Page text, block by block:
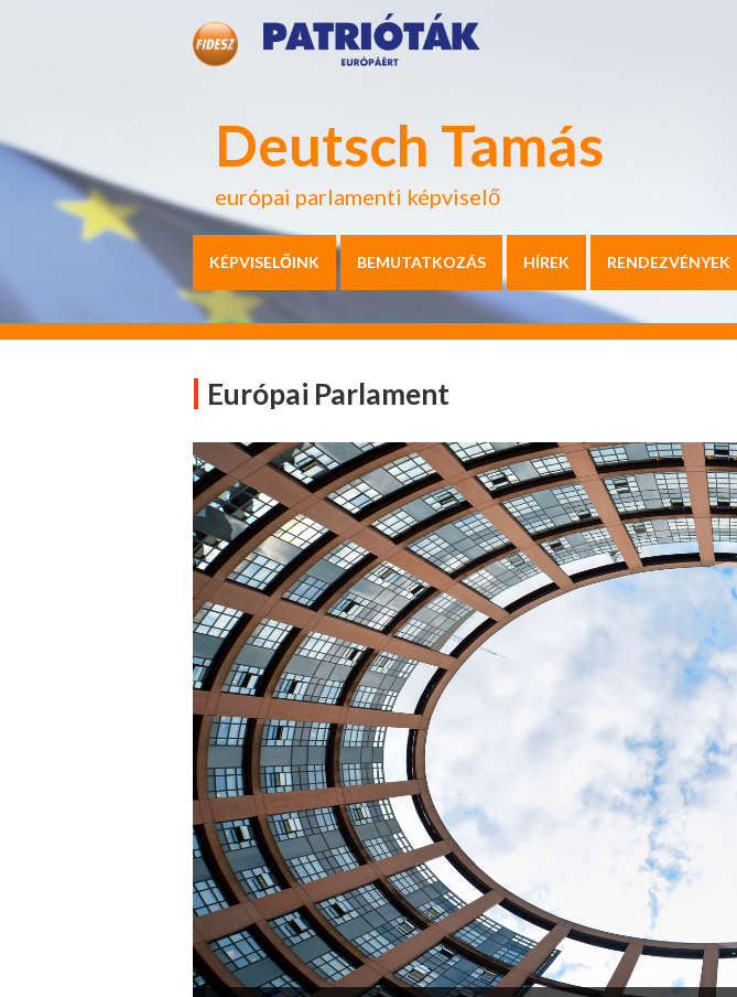
Deutsch Tamás
európai parlamenti képviselő
KÉPVISELŐINK BEMUTATKOZÁS HÍREK RENDEZVÉNYEK
Európai Parlament